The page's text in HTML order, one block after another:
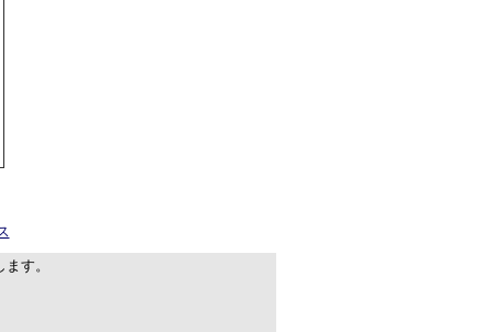
ます。